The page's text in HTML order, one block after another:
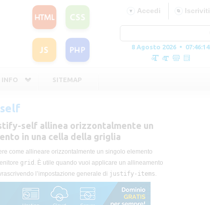
Iscriviti
Accedi
8 Agosto 2026 • 07:46:15
INFO SITEMAP
self allinea orizzontalmente un
in una cella della griglia
come allineare orizzontalmente un singolo elemento
grid . È utile quando vuoi applicare un allineamento
l’impostazione generale di justify-items.